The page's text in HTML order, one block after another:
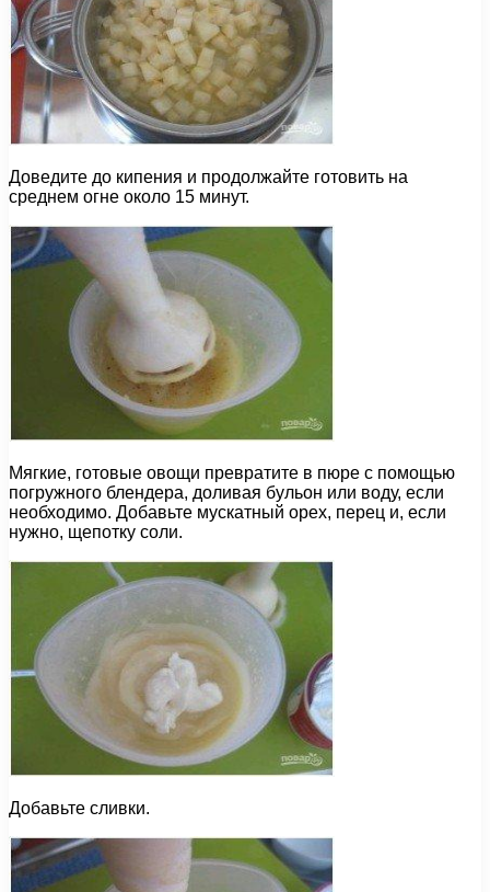
Доведите до кипения и продолжайте готовить на
среднем огне около 15 минут.
Мягкие, готовые овощи превратите в пюре с помощью
погружного блендера, доливая бульон или воду, если
необходимо. Добавьте мускатный орех, перец и, если
нужно, щепотку соли.
Добавьте сливки.